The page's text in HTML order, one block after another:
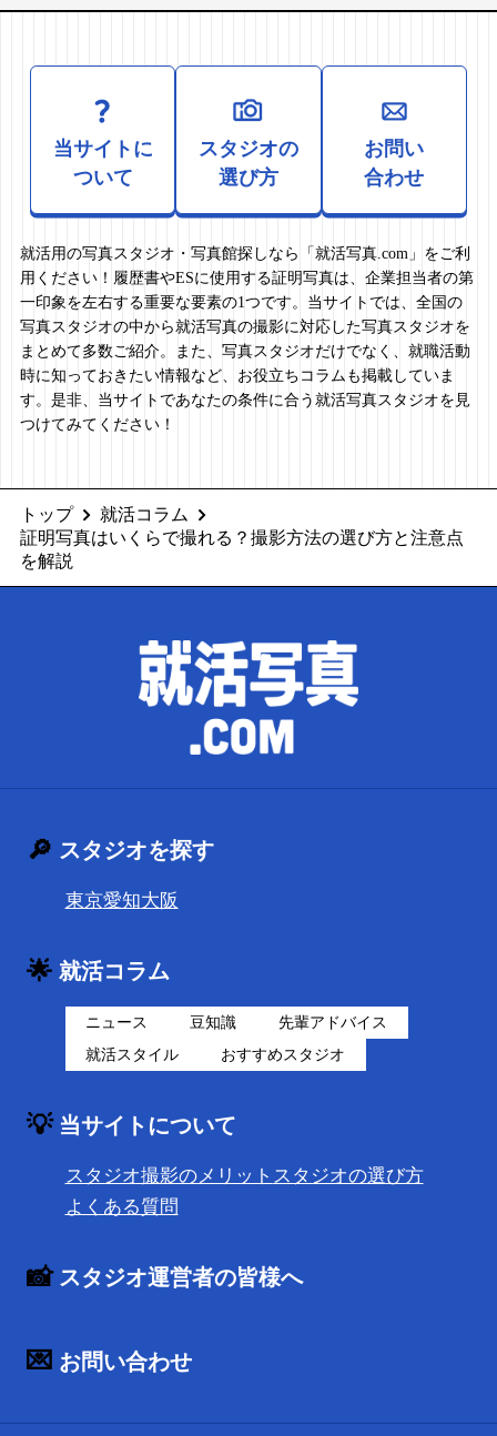
当サイトに
ついて
スタジオの
選び方
お問い
合わせ
就活用の写真スタジオ・写真館探しなら「就活写真.com」をご利
用ください！履歴書やESに使用する証明写真は、企業担当者の第
一印象を左右する重要な要素の1つです。当サイトでは、全国の
写真スタジオの中から就活写真の撮影に対応した写真スタジオを
まとめて多数ご紹介。また、写真スタジオだけでなく、就職活動
時に知っておきたい情報など、お役立ちコラムも掲載していま
す。是非、当サイトであなたの条件に合う就活写真スタジオを見
つけてみてください！
トップ
就活コラム
証明写真はいくらで撮れる？撮影方法の選び方と注意点
を解説
🔎 スタジオを探す
東京愛知大阪
🌟 就活コラム
ニュース 豆知識
先輩アドバイス
就活スタイル
おすすめスタジオ
💡 当サイトについて
スタジオ撮影のメリット スタジオの選び方
よくある質問
📸 スタジオ運営者の皆様へ
💌 お問い合わせ